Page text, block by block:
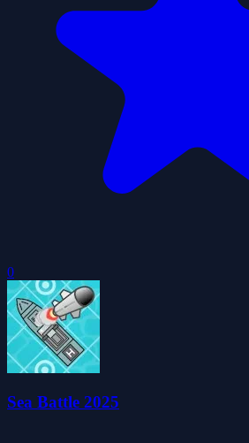
0
Sea Battle 2025